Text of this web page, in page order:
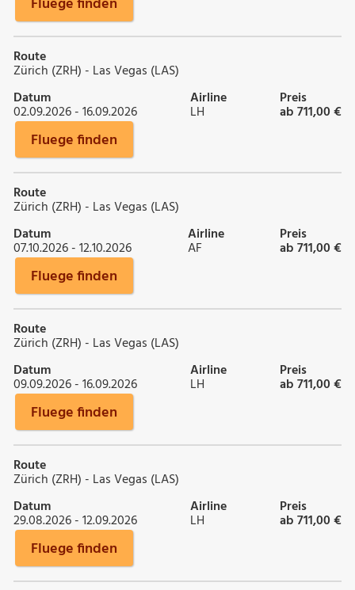
Route
Zürich (ZRH) - Las Vegas (LAS)
Datum
02.09.2026 - 16.09.2026
Airline
LH
Preis
ab 711,00 €
Fluege finden
Route
Zürich (ZRH) - Las Vegas (LAS)
Datum
07.10.2026 - 12.10.2026
Airline
AF
Preis
ab 711,00 €
Fluege finden
Route
Zürich (ZRH) - Las Vegas (LAS)
Datum
09.09.2026 - 16.09.2026
Airline
LH
Preis
ab 711,00 €
Fluege finden
Route
Zürich (ZRH) - Las Vegas (LAS)
Datum
29.08.2026 - 12.09.2026
Airline
LH
Preis
ab 711,00 €
Fluege finden